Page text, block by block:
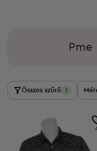
Pme
Összes szűrő 1